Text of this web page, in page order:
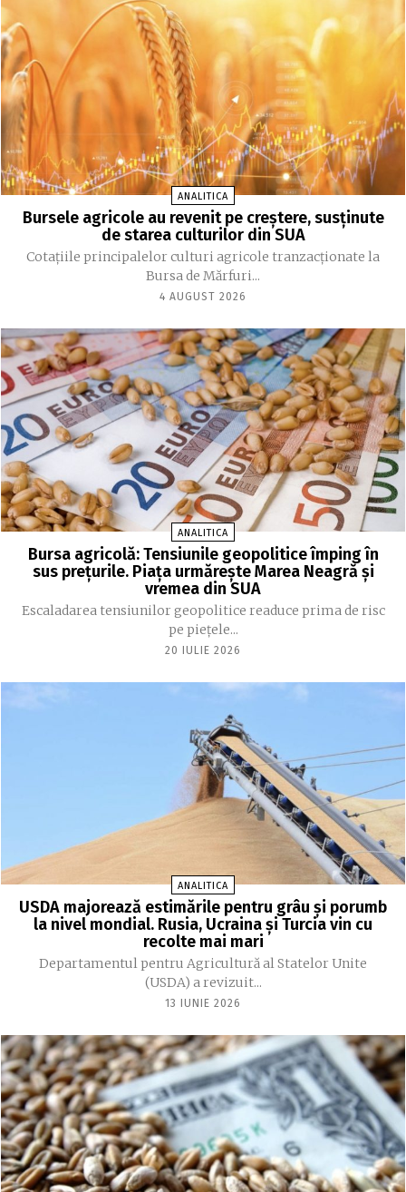
ANALITICA
Bursele agricole au revenit pe creștere, susținute
de starea culturilor din SUA
Cotațiile principalelor culturi agricole tranzacționate la
Bursa de Mărfuri...
4 AUGUST 2026
ANALITICA
Bursa agricolă: Tensiunile geopolitice împing în
sus prețurile. Piața urmărește Marea Neagră și
vremea din SUA
Escaladarea tensiunilor geopolitice readuce prima de risc
pe piețele...
20 IULIE 2026
ANALITICA
USDA majorează estimările pentru grâu și porumb
la nivel mondial. Rusia, Ucraina și Turcia vin cu
recolte mai mari
Departamentul pentru Agricultură al Statelor Unite
(USDA) a revizuit...
13 IUNIE 2026